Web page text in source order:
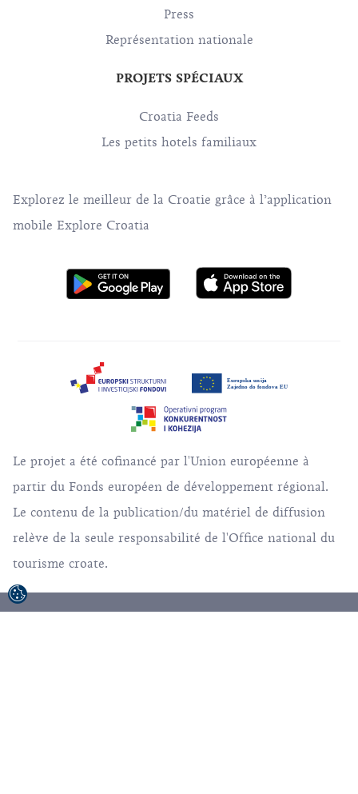
Press
Représentation nationale
PROJETS SPÉCIAUX
Croatia Feeds
Les petits hotels familiaux
Explorez le meilleur de la Croatie grâce à l’application
mobile Explore Croatia
Le projet a été cofinancé par l'Union européenne à
partir du Fonds européen de développement régional.
Le contenu de la publication/du matériel de diffusion
relève de la seule responsabilité de l'Office national du
tourisme croate.